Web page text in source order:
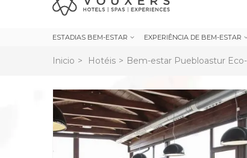
ESTADIAS BEM-ESTAR EXPERIÊNCIA DE BEM-ESTAR
Inicio > Hotéis > Bem-estar Puebloastur